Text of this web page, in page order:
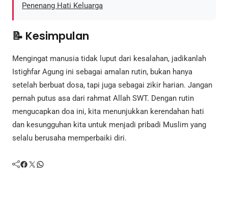
Penenang Hati Keluarga
📝 Kesimpulan
Mengingat manusia tidak luput dari kesalahan, jadikanlah
Istighfar Agung ini sebagai amalan rutin, bukan hanya
setelah berbuat dosa, tapi juga sebagai zikir harian. Jangan
pernah putus asa dari rahmat Allah SWT. Dengan rutin
mengucapkan doa ini, kita menunjukkan kerendahan hati
dan kesungguhan kita untuk menjadi pribadi Muslim yang
selalu berusaha memperbaiki diri.
Facebook Twitter WhatsApp